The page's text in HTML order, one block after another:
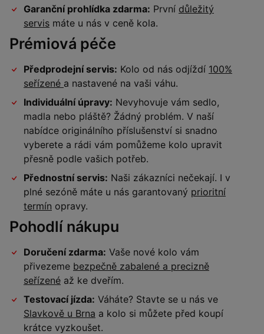
Garanční prohlídka zdarma: První důležitý
servis máte u nás v ceně kola.
Prémiová péče
Předprodejní servis: Kolo od nás odjíždí 100%
seřízené a nastavené na vaši váhu.
Individuální úpravy: Nevyhovuje vám sedlo,
madla nebo pláště? Žádný problém. V naší
nabídce originálního příslušenství si snadno
vyberete a rádi vám pomůžeme kolo upravit
přesně podle vašich potřeb.
Přednostní servis: Naši zákazníci nečekají. I v
plné sezóně máte u nás garantovaný prioritní
termín opravy.
Pohodlí nákupu
Doručení zdarma: Vaše nové kolo vám
přivezeme bezpečně zabalené a precizně
seřízené až ke dveřím.
Testovací jízda: Váháte? Stavte se u nás ve
Slavkově u Brna a kolo si můžete před koupí
krátce vyzkoušet.